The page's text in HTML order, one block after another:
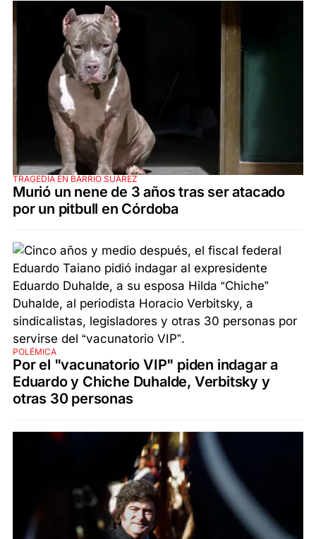
TRAGEDIA EN BARRIO SUÁREZ
Murió un nene de 3 años tras ser atacado
por un pitbull en Córdoba
POLÉMICA
Por el "vacunatorio VIP" piden indagar a
Eduardo y Chiche Duhalde, Verbitsky y
otras 30 personas